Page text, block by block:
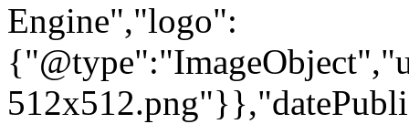
Engine","logo":